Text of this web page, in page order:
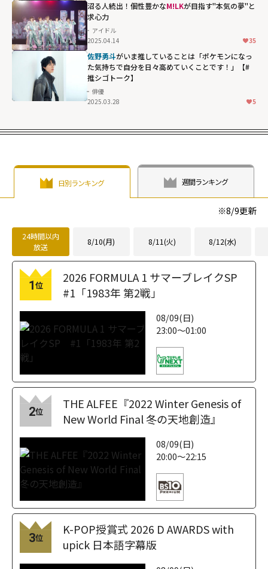
沼る人続出！個性豊かなM!LKが目指す"本気の夢"と
求心力
アイドル
2025.04.14
35
佐野勇斗がいま推していることは「ポケモンになっ
た気持ちで自分を日々高めていくことです！」【#
推シゴトーク】
俳優
2025.03.28
5
日別ランキング 週間ランキング
※8/9更新
24時間以内
放送
8/10(月) 8/11(火) 8/12(水)
1位
2026 FORMULA 1 サマーブレイクSP
#1「1983年 第2戦」
08/09(日)
23:00～01:00
2位
THE ALFEE『2022 Winter Genesis of
New World Final 冬の天地創造』
08/09(日)
20:00～22:15
3位
K-POP授賞式 2026 D AWARDS with
upick 日本語字幕版